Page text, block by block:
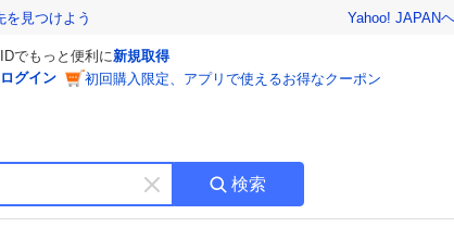
見つけよう Yahoo! JAPAN
IDでもっと便利に新規取得
ログイン
初回購入限定、アプリで使えるお得なクーポン
キ
ー
検索